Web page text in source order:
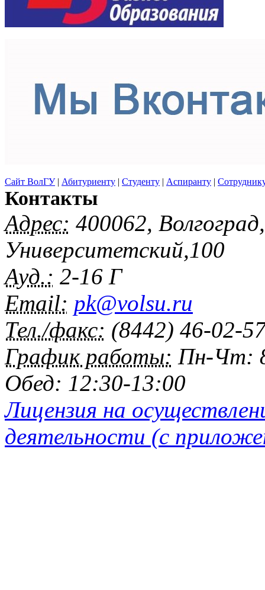
Сайт ВолГУ| Абитуриенту | Студенту | Аспиранту |
Контакты
Адрес: 400062,
Университетский,100
Ауд.: 2-16 Г
Email: pk@volsu.ru
Тел./факс: (8442) 46-02-
График работы: Пн-Чт:
Обед: 12:30-13:00
Лицензия на
деятельности (с